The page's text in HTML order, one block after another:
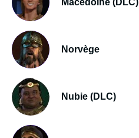
Macédoine (DLC)
Norvège
Nubie (DLC)